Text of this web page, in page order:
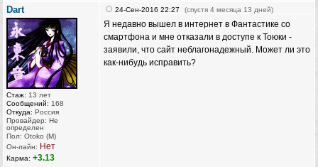
Dart
Стаж: 13 лет
Сообщений: 168
Откуда: Россия
Провайдер: Не
определен
Пол: Otoko (M)
Он-лайн: Нет
Карма: +3.13
24-Сен-2016 22:27 (спустя 4 месяца 13 дней)
Я недавно вышел в интернет в Фантастике со
смартфона и мне отказали в доступе к Тоюки -
заявили, что сайт неблагонадежный. Может ли это
как-нибудь исправить?